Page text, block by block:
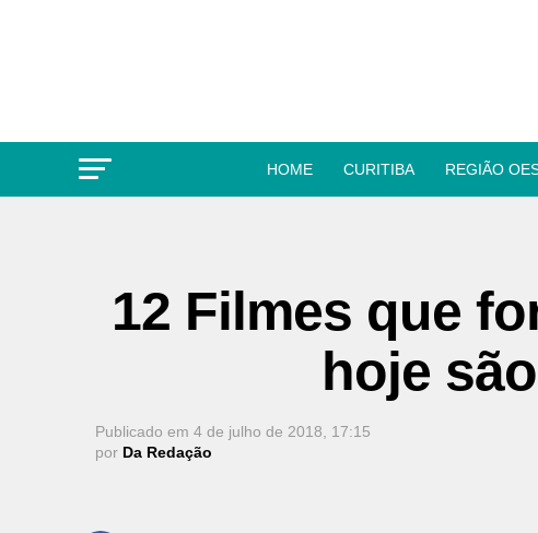
HOME CURITIBA REGIÃO
12 Filmes que
hoje
Publicado em 4 de julho de 2018, 17:15
por Da Redação